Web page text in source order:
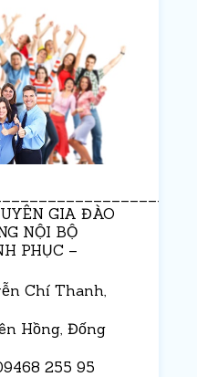
GIA ĐÀO
NỘI BỘ
PHỤC –
Chí Thanh,
Hồng, Đống
255 95